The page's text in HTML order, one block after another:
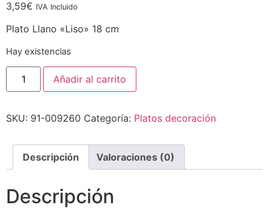
3,59€ IVA Incluido
Plato Llano «Liso» 18 cm
Hay existencias
Añadir al carrito
SKU: 91-009260 Categoría: Platos decoración
Descripción Valoraciones (0)
Descripción